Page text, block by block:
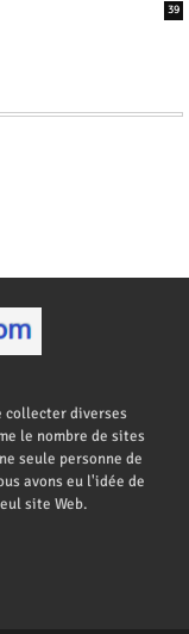
39
collecter diverses
le nombre de sites
seule personne de
avons eu l'idée de
site Web.